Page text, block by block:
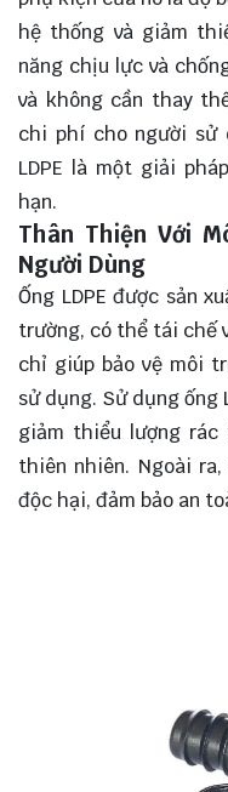
hệ thống và giảm
năng chịu lực và
và không cần thay
chi phí cho người sử
LDPE là một giải
hạn.
Thân Thiện Với
Người Dùng
Ống LDPE được sản
trường, có thể tái chế
chỉ giúp bảo vệ môi
sử dụng. Sử dụng ống
giảm thiểu lượng rác
thiên nhiên. Ngoài
độc hại, đảm bảo an